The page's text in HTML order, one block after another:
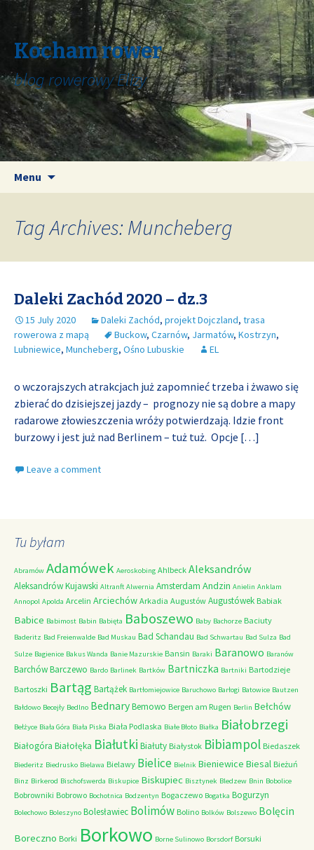
Kocham rower
blog rowerowy Elizy
Menu
Tag Archives: Muncheberg
Daleki Zachód 2020 – dz.3
15 July 2020 Daleki Zachód, projekt Dojczland, trasa
rowerowa z mapą
Buckow, Czarnów, Jarmatów, Kostrzyn,
Lubniewice, Muncheberg, Ośno Lubuskie EL
o wczorajszych atrakcjach już zapomnieć trzeba i żwawo się
zbierać do dzisiejszej jazdy – prognozy nie są dobre a mapy
radarowe złowieszczenia wróży potwierdzają. Idzie front
burzowy i jest już nad Berlinem – tuż tuż. Opcje […]
Leave a comment
Tu byłam
Abramów Adamówek Aeroskobing Ahlbeck Aleksandrów
Aleksandrów Kujawski Altranft Alwernia Amsterdam Andzin Anielin Anklam
Annopol Apolda Arcelin Arciechów Arkadia Augustów Augustówek Babiak
Babice Babimost Babin Babięta Baboszewo Baby Bachorze Baciuty
Baderitz Bad Freienwalde Bad Muskau Bad Schandau Bad Schwartau Bad Sulza Bad
Sulze Bagienice Bakus Wanda Banie Mazurskie Bansin Baraki Baranowo Baranów
BarchówBarczewo Bardo Barlinek Bartków Bartniczka Bartniki Bartodzieje
Bartoszki Bartąg Bartążek Bartłomiejowice Baruchowo Barłogi Batowice Bautzen
Bałdowo Becejły Bedlno BednaryBemowo Bergen am Rugen Berlin Bełchów
Bełżyce Biała Góra Biała Piska Biała Podlaska Białe Błoto Białka Białobrzegi
Białogóra Białołęka Białutki Białuty Białystok Bibiampol Biedaszek
Biederitz Biedrusko Bielawa Bielawy Bielice Bielnik Bieniewice Biesal Bieżuń
Binz Birkerod Bischofswerda Biskupice Biskupiec Bisztynek Bledzew Bnin Bobolice
Bobrowniki Bobrowo Bochotnica Bodzentyn Bogaczewo Bogatka Bogurzyn
Bolechowo Boleszyno Bolesławiec Bolimów Bolino Bolków Bolszewo Bolęcin
Boreczno Borki Borkowo Borne Sulinowo Borsdorf Borsuki